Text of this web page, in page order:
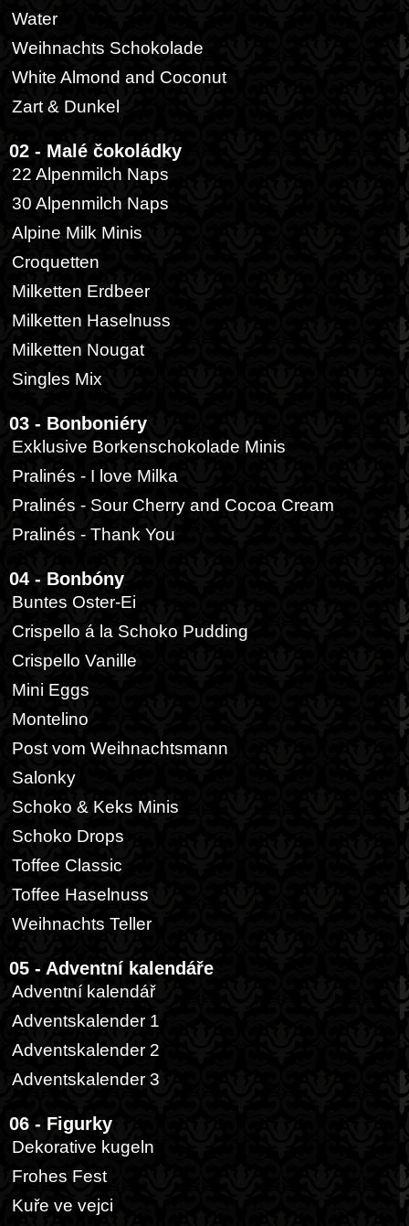
Water
Weihnachts Schokolade
White Almond and Coconut
Zart & Dunkel
02 - Malé čokoládky
22 Alpenmilch Naps
30 Alpenmilch Naps
Alpine Milk Minis
Croquetten
Milketten Erdbeer
Milketten Haselnuss
Milketten Nougat
Singles Mix
03 - Bonboniéry
Exklusive Borkenschokolade Minis
Pralinés - I love Milka
Pralinés - Sour Cherry and Cocoa Cream
Pralinés - Thank You
04 - Bonbóny
Buntes Oster-Ei
Crispello á la Schoko Pudding
Crispello Vanille
Mini Eggs
Montelino
Post vom Weihnachtsmann
Salonky
Schoko & Keks Minis
Schoko Drops
Toffee Classic
Toffee Haselnuss
Weihnachts Teller
05 - Adventní kalendáře
Adventní kalendář
Adventskalender 1
Adventskalender 2
Adventskalender 3
06 - Figurky
Dekorative kugeln
Frohes Fest
Kuře ve vejci